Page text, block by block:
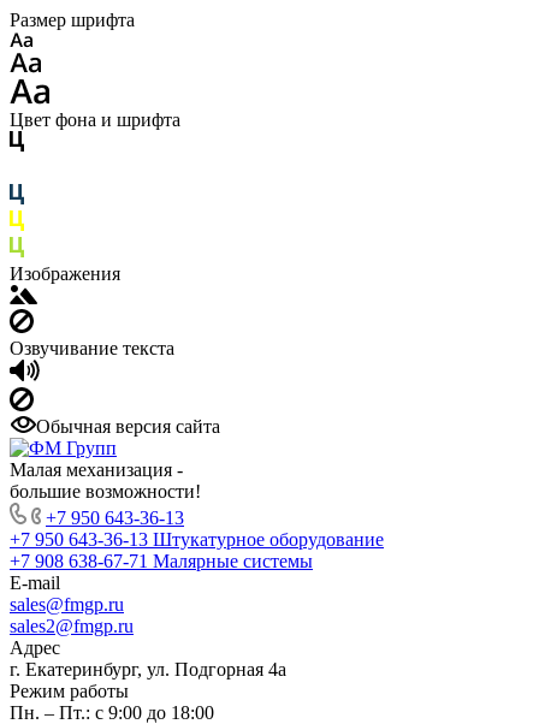
Размер шрифта
Цвет фона и шрифта
Изображения
Озвучивание текста
Обычная версия сайта
Малая механизация -
большие возможности!
+7 950 643-36-13
+7 950 643-36-13 Штукатурное оборудование
+7 908 638-67-71 Малярные системы
E-mail
sales@fmgp.ru
sales2@fmgp.ru
Адрес
г. Екатеринбург, ул. Подгорная 4а
Режим работы
Пн. – Пт.: с 9:00 до 18:00